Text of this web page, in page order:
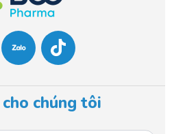
i
k
o
k
chúng tôi